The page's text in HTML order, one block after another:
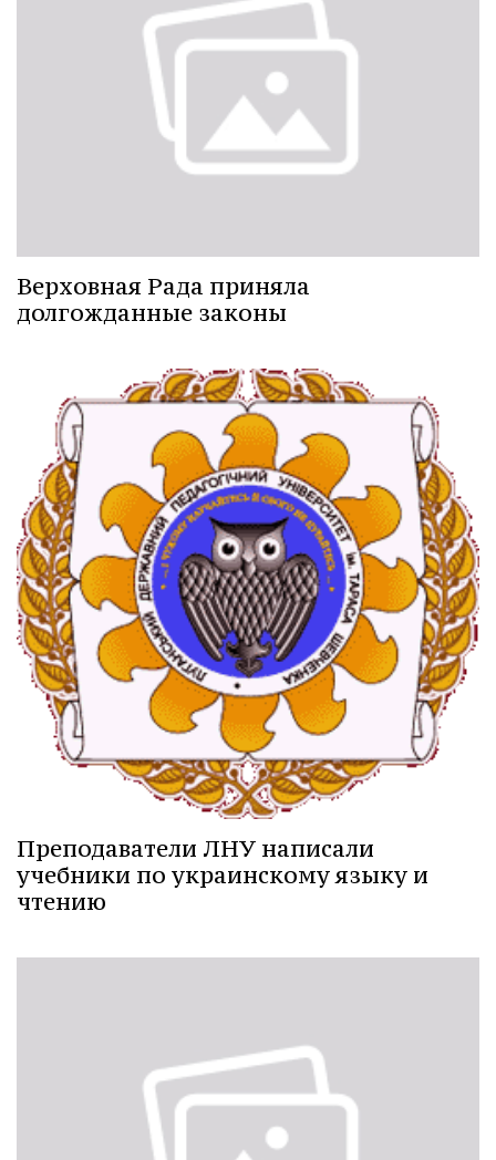
Верховная Рада приняла
долгожданные законы
Преподаватели ЛНУ написали
учебники по украинскому языку и
чтению